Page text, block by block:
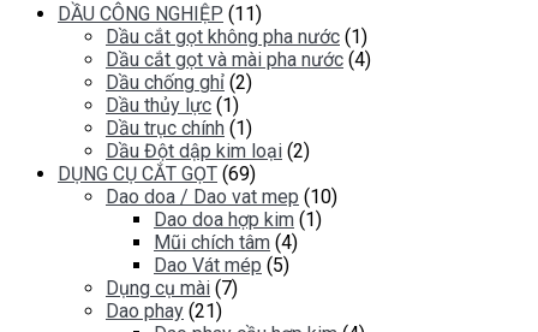
DẦU CÔNG NGHIỆP (11)
Dầu cắt gọt không pha nước (1)
Dầu cắt gọt và mài pha nước (4)
Dầu chống ghỉ (2)
Dầu thủy lực (1)
Dầu trục chính (1)
Dầu Đột dập kim loại (2)
DỤNG CỤ CẮT GỌT (69)
Dao doa / Dao vat mep (10)
Dao doa hợp kim (1)
Mũi chích tâm (4)
Dao Vát mép (5)
Dụng cụ mài (7)
Dao phay (21)